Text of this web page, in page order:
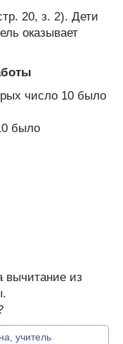
20, з. 2). Дети
оказывает
число 10 было
было
вычитание из
учитель